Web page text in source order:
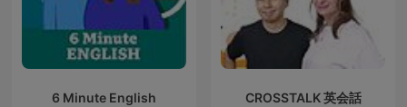
6 Minute English CROSSTALK 英会話